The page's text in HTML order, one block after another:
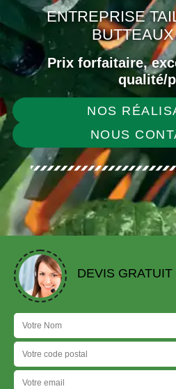
ENTREPRISE
Prix forfaitaire,
qualité/
NOS
NOUS
DEVIS GRATUIT